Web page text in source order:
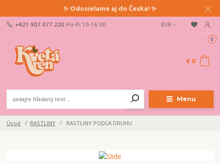
✨ Odosielame aj do Česka! ✨
Menu
EUR
+421 907 077 220 Po-Pi 10-16:00
0
€ 0
Úvod RASTLINY RASTLINY PODĽA DRUHU